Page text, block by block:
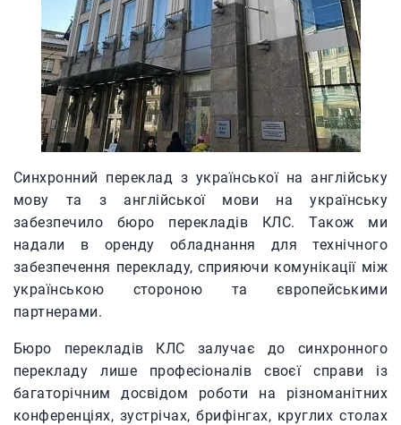
Синхронний переклад з української на англійську
мову та з англійської мови на українську
забезпечило бюро перекладів КЛС. Також ми
надали в оренду обладнання для технічного
забезпечення перекладу, сприяючи комунікації між
українською стороною та європейськими
партнерами.
Бюро перекладів КЛС залучає до синхронного
перекладу лише професіоналів своєї справи із
багаторічним досвідом роботи на різноманітних
конференціях, зустрічах, брифінгах, круглих столах